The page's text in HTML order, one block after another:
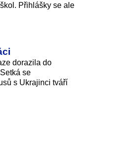
Přihlášky se ale
dorazila do
se
s Ukrajinci tváří